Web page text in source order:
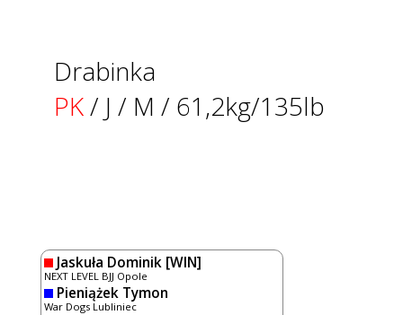
Drabinka
PK/ J / M / 61,2kg/135lb
Jaskuła Dominik [WIN]
NEXT LEVEL BJJ Opole
Pieniążek Tymon
War Dogs Lubliniec